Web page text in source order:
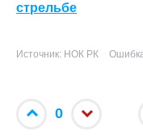
стрельбе
Источник: НОК РК
0